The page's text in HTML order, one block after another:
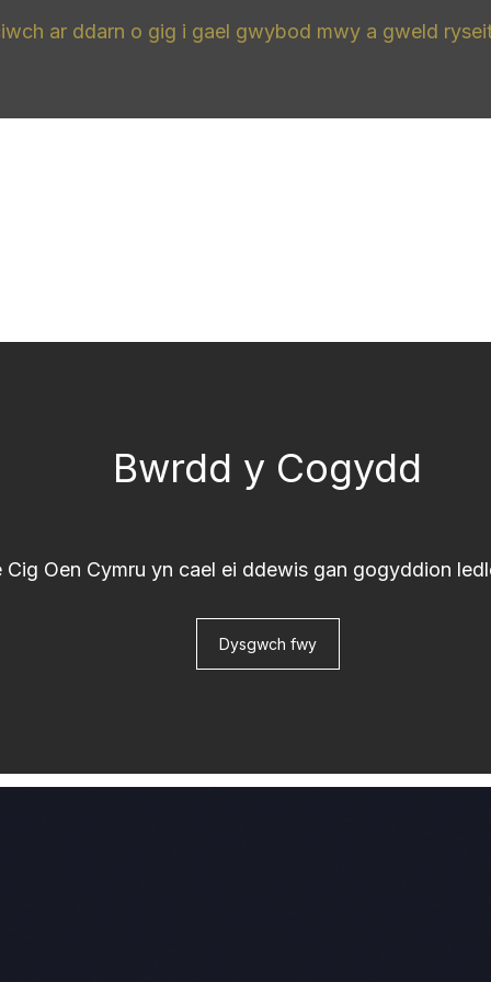
ar ddarn o gig i gael gwybod mwy a gweld
Bwrdd y Cogydd
Cig Oen Cymru yn cael ei ddewis gan gogyddion
Dysgwch fwy